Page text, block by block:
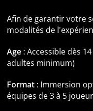
Afin de garantir votre
modalités de
Age : Accessible dès
adultes minimum)
Format : Immersion
équipes de 3 à 5